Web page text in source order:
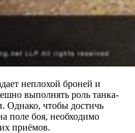
неплохой броней и
выполнять роль танка-
Однако, чтобы достичь
поле боя, необходимо
приёмов.